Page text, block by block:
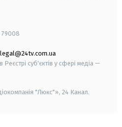
79008
legal@24tv.com.ua
суб'єктів у сфері медіа —
"Люкс"», 24 Канал.